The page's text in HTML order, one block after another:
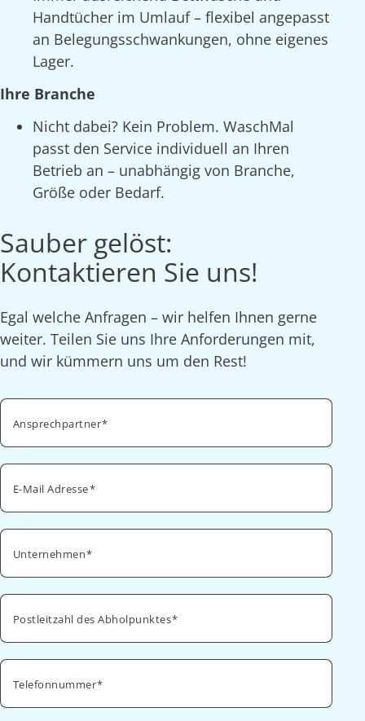
Handtücher im Umlauf – flexibel angepasst
an Belegungsschwankungen, ohne eigenes
Lager.
Ihre Branche
Nicht dabei? Kein Problem. WaschMal
passt den Service individuell an Ihren
Betrieb an – unabhängig von Branche,
Größe oder Bedarf.
Sauber gelöst:
Kontaktieren Sie uns!
Egal welche Anfragen – wir helfen Ihnen gerne
weiter. Teilen Sie uns Ihre Anforderungen mit,
und wir kümmern uns um den Rest!
Ansprechpartner
E-Mail Adresse
Unternehmen
Postleitzahl des Abholpunktes
Telefonnummer